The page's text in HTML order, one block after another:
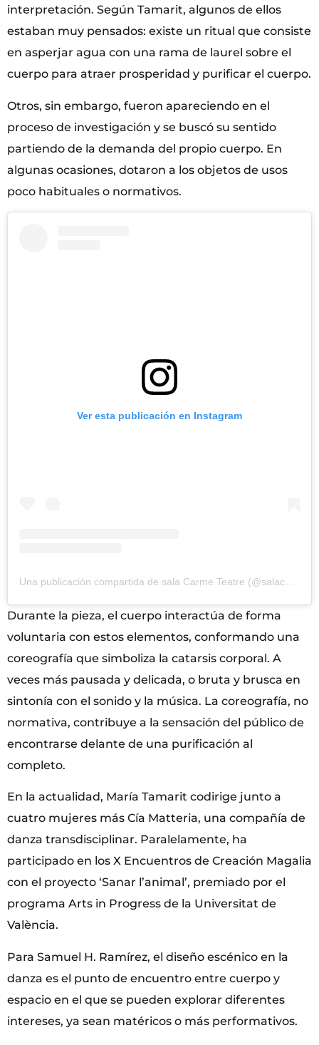
interpretación. Según Tamarit, algunos de ellos
estaban muy pensados: existe un ritual que consiste
en asperjar agua con una rama de laurel sobre el
cuerpo para atraer prosperidad y purificar el cuerpo.
Otros, sin embargo, fueron apareciendo en el
proceso de investigación y se buscó su sentido
partiendo de la demanda del propio cuerpo. En
algunas ocasiones, dotaron a los objetos de usos
poco habituales o normativos.
Ver esta publicación en Instagram
Durante la pieza, el cuerpo interactúa de forma
voluntaria con estos elementos, conformando una
coreografía que simboliza la catarsis corporal. A
veces más pausada y delicada, o bruta y brusca en
sintonía con el sonido y la música. La coreografía, no
normativa, contribuye a la sensación del público de
encontrarse delante de una purificación al
completo.
En la actualidad, María Tamarit codirige junto a
cuatro mujeres más Cía Matteria, una compañía de
danza transdisciplinar. Paralelamente, ha
participado en los X Encuentros de Creación Magalia
con el proyecto ‘Sanar l’animal’, premiado por el
programa Arts in Progress de la Universitat de
València.
Para Samuel H. Ramírez, el diseño escénico en la
danza es el punto de encuentro entre cuerpo y
espacio en el que se pueden explorar diferentes
intereses, ya sean matéricos o más performativos.